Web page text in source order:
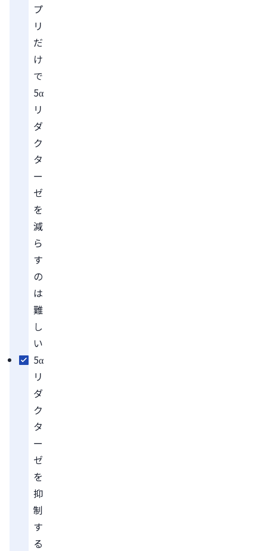
プ
リ
だ
け
で
5α
リ
ダ
ク
タ
ー
ゼ
を
減
ら
す
の
は
難
し
い
5α
リ
ダ
ク
タ
ー
ゼ
を
抑
制
す
る